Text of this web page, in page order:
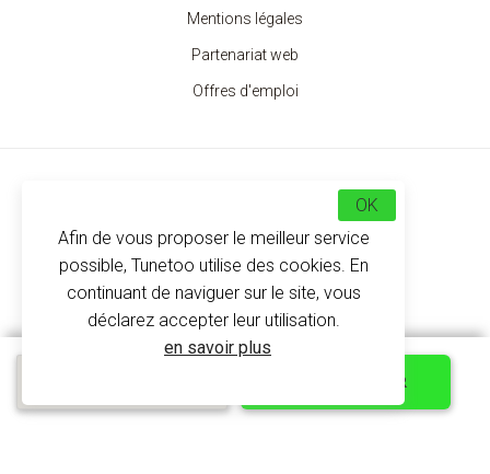
PERSONNALISER
Mentions légales
Partenariat web
Offres d'emploi
FR EN ES DE
Trouvez nous maintenant sur
consommateur peut recourir gratuitement au médiateur suivant : CM2C – Centre de la Médiation de
la Consommation de Conciliateurs de Justice 14 rue Saint Jean 75017 Paris https://www.cm2c.net
cm2c@cm2c.net
Afin de vous proposer le meilleur service
possible, Tunetoo utilise des cookies. En
continuant de naviguer sur le site, vous
déclarez accepter leur utilisation.
en savoir plus
OK